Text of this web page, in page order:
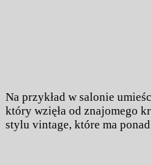
Na przykład w salonie
który wzięła od znajomego
stylu vintage, które ma